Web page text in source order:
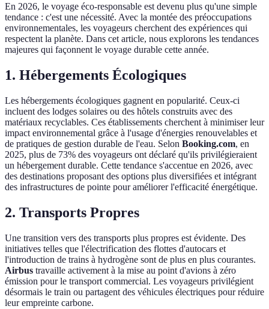
En 2026, le voyage éco-responsable est devenu plus qu'une simple
tendance : c'est une nécessité. Avec la montée des préoccupations
environnementales, les voyageurs cherchent des expériences qui
respectent la planète. Dans cet article, nous explorons les tendances
majeures qui façonnent le voyage durable cette année.
1. Hébergements Écologiques
Les hébergements écologiques gagnent en popularité. Ceux-ci
incluent des lodges solaires ou des hôtels construits avec des
matériaux recyclables. Ces établissements cherchent à minimiser leur
impact environnemental grâce à l'usage d'énergies renouvelables et
de pratiques de gestion durable de l'eau. Selon Booking.com, en
2025, plus de 73% des voyageurs ont déclaré qu'ils privilégieraient
un hébergement durable. Cette tendance s'accentue en 2026, avec
des destinations proposant des options plus diversifiées et intégrant
des infrastructures de pointe pour améliorer l'efficacité énergétique.
2. Transports Propres
Une transition vers des transports plus propres est évidente. Des
initiatives telles que l'électrification des flottes d'autocars et
l'introduction de trains à hydrogène sont de plus en plus courantes.
Airbus travaille activement à la mise au point d'avions à zéro
émission pour le transport commercial. Les voyageurs privilégient
désormais le train ou partagent des véhicules électriques pour réduire
leur empreinte carbone.